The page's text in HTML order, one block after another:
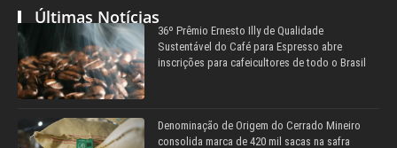
Últimas Notícias
36º Prêmio Ernesto Illy de Qualidade
Sustentável do Café para Espresso abre
inscrições para cafeicultores de todo o Brasil
Denominação de Origem do Cerrado Mineiro
consolida marca de 420 mil sacas na safra